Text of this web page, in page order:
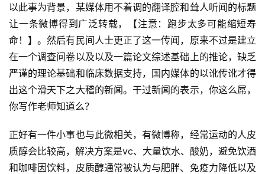
以此事为背景，某媒体用不着调的翻译腔和耸人听闻的标题
让一条微博得到广泛转载，【注意：跑步太多可能缩短寿
命！】。然后有民间人士更正了这一传闻，原来不过是建立
在一个调查问卷以及以及一篇论文综述基础上的推论，缺乏
严谨的理论基础和临床数据支持，国内媒体的以讹传讹才得
出这个滑天下之大稽的新闻。干过新闻的表示，你这么屌，
你写作老师知道么？
正好有一件小事也与此微相关，有微博称，经常运动的人皮
质醇会比较高，解决方案是vc、大量饮水、酸奶，避免饮酒
和咖啡因饮料，皮质醇通常被认为与肥胖、免疫力降低以及